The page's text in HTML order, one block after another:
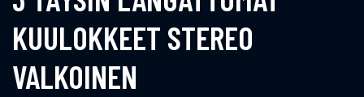
KUULOKKEET STEREO
VALKOINEN